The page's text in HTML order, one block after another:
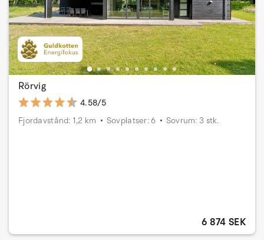
Rörvig
4.58/5
Fjordavstånd: 1,2 km
Sovplatser: 6 Sovrum: 3 stk.
6 874 SEK